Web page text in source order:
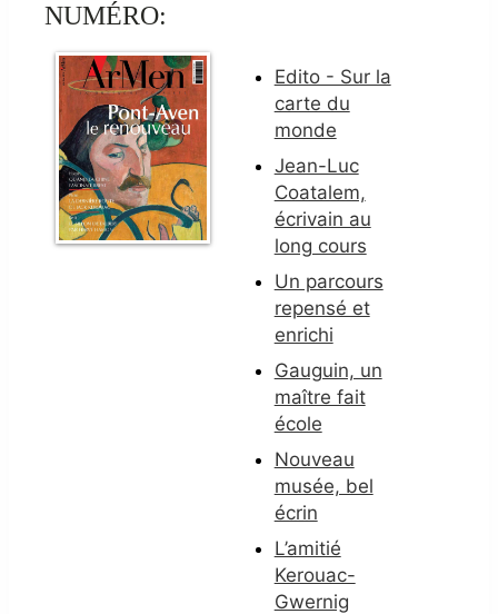
NUMÉRO:
Edito - Sur la
carte du
monde
Jean-Luc
Coatalem,
écrivain au
long cours
Un parcours
repensé et
enrichi
Gauguin, un
maître fait
école
Nouveau
musée, bel
écrin
L’amitié
Kerouac-
Gwernig